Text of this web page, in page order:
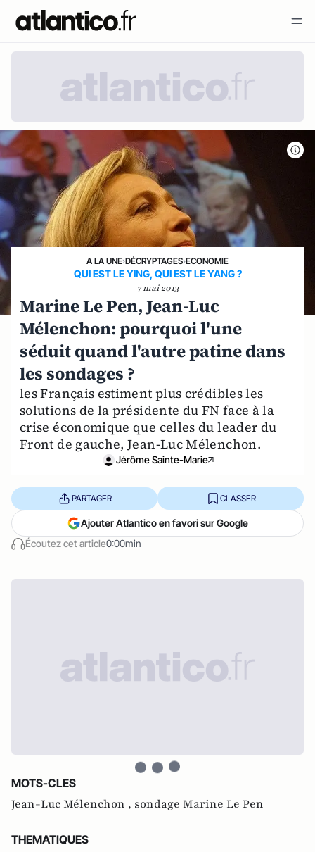
A LA UNE›DÉCRYPTAGES›ECONOMIE
QUI EST LE YING, QUI EST LE YANG ?
7 mai 2013
Marine Le Pen, Jean-Luc
Mélenchon: pourquoi l'une
séduit quand l'autre patine dans
les sondages ?
les Français estiment plus crédibles les
solutions de la présidente du FN face à la
crise économique que celles du leader du
Front de gauche, Jean-Luc Mélenchon.
Jérôme Sainte-Marie
Écoutez cet article0:00min
PARTAGER CLASSER
Ajouter Atlantico en favori sur Google
MOTS-CLES
Jean-Luc Mélenchon , sondage Marine Le Pen
THEMATIQUES